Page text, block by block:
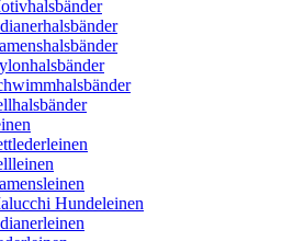
Hundeleinen